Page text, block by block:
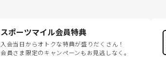
スポーツマイル会員特典
入会当日からオトクな特典が盛りだくさん！
会員さま限定のキャンペーンもお見逃しなく。